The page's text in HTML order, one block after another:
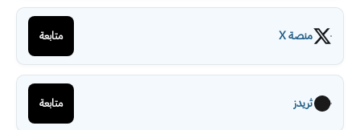
منصة X متابعة
ثريدز متابعة